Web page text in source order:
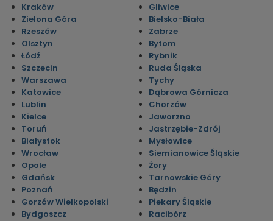
Kraków
Zielona Góra
Rzeszów
Olsztyn
Łódź
Szczecin
Warszawa
Katowice
Lublin
Kielce
Toruń
Białystok
Wrocław
Opole
Gdańsk
Poznań
Gorzów Wielkopolski
Bydgoszcz
Gliwice
Bielsko-Biała
Zabrze
Bytom
Rybnik
Ruda Śląska
Tychy
Dąbrowa Górnicza
Chorzów
Jaworzno
Jastrzębie-Zdrój
Mysłowice
Siemianowice Śląskie
Żory
Tarnowskie Góry
Będzin
Piekary Śląskie
Racibórz